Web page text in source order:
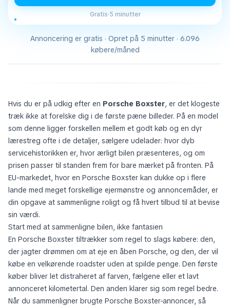
Gratis·5 minutter
Annoncering er gratis · Opret på 5 minutter · 6.096
købere/måned
Hvis du er på udkig efter en Porsche Boxster, er det klogeste
træk ikke at forelske dig i de første pæne billeder. På en model
som denne ligger forskellen mellem et godt køb og en dyr
lærestreg ofte i de detaljer, sælgere udelader: hvor dyb
servicehistorikken er, hvor ærligt bilen præsenteres, og om
prisen passer til standen frem for bare mærket på fronten. På
EU-markedet, hvor en Porsche Boxster kan dukke op i flere
lande med meget forskellige ejermønstre og annoncemåder, er
din opgave at sammenligne roligt og få hvert tilbud til at bevise
sin værdi.
Start med at sammenligne bilen, ikke fantasien
En Porsche Boxster tiltrækker som regel to slags købere: den,
der jagter drømmen om at eje en åben Porsche, og den, der vil
købe en velkørende roadster uden at spilde penge. Den første
køber bliver let distraheret af farven, fælgene eller et lavt
annonceret kilometertal. Den anden klarer sig som regel bedre.
Når du sammenligner brugte Porsche Boxster-annoncer, så